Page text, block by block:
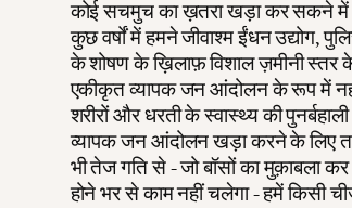
कोई सचमुच का ख़तरा खड़ा कर सकने में
कुछ वर्षों में हमने जीवाश्म ईंधन उद्योग,
के शोषण के ख़िलाफ़ विशाल ज़मीनी
एकीकृत व्यापक जन आंदोलन के रूप में नहीं
शरीरों और धरती के स्वास्थ्य की
व्यापक जन आंदोलन खड़ा करने के लिए
भी तेज गति से - जो बॉसों का मुक़ाबला
होने भर से काम नहीं चलेगा - हमें किसी